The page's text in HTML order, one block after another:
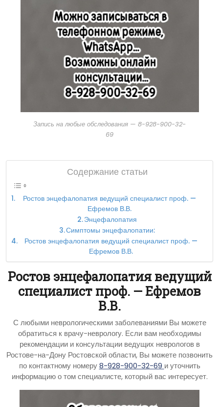
Запись на любые обследования — 8-928-900-32-
69
Содержание статьи
Ростов энцефалопатия ведущий специалист проф. —
Ефремов В.В.
Энцефалопатия
Симптомы энцефалопатии:
Ростов энцефалопатия ведущий специалист проф. —
Ефремов В.В.
Ростов энцефалопатия ведущий
специалист проф. — Ефремов
В.В.
С любыми неврологическими заболеваниями Вы можете
обратиться к врачу-неврологу. Если вам необходимы
рекомендации и консультации ведущих неврологов в
Ростове-на-Дону Ростовской области, Вы можете позвонить
по контактному номеру8-928-900-32-69 и уточнить
информацию о том специалисте, который вас интересует.